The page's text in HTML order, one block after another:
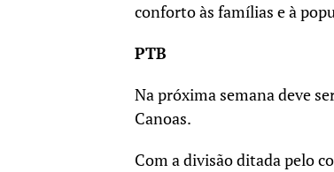
conforto às famílias e à
PTB
Na próxima semana deve
Canoas.
Com a divisão ditada pelo